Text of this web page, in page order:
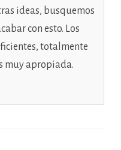
ideas, busquemos
con esto. Los
totalmente
muy apropiada.